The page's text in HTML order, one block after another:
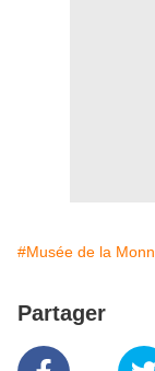
#Musée de la
Partager